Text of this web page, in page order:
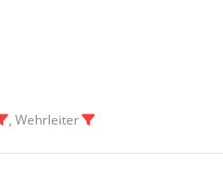
, Wehrleiter